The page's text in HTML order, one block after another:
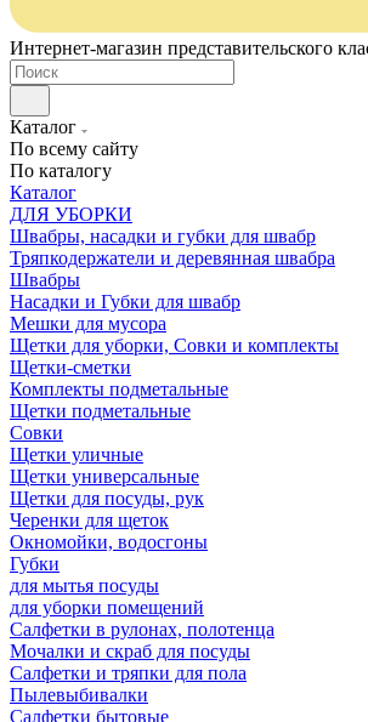
Интернет-магазин представительского
Каталог
По всему сайту
По каталогу
Каталог
ДЛЯ УБОРКИ
Швабры, насадки и губки для швабр
Тряпкодержатели и деревянная швабра
Швабры
Насадки и Губки для швабр
Мешки для мусора
Щетки для уборки, Совки и комплекты
Щетки-сметки
Комплекты подметальные
Щетки подметальные
Совки
Щетки уличные
Щетки универсальные
Щетки для посуды, рук
Черенки для щеток
Окномойки, водосгоны
Губки
для мытья посуды
для уборки помещений
Салфетки в рулонах, полотенца
Мочалки и скраб для посуды
Салфетки и тряпки для пола
Пылевыбивалки
Салфетки бытовые